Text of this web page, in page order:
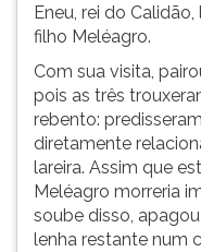
puxar
vida,
Láquesis,
esquerda
continuar
pressione
(primeira
tecla
Eneu, rei do
filho Meléagro.
Com sua visita,
pois as três
rebento:
diretamente
lareira. Assim que
Meléagro morreria
soube disso,
lenha restante num